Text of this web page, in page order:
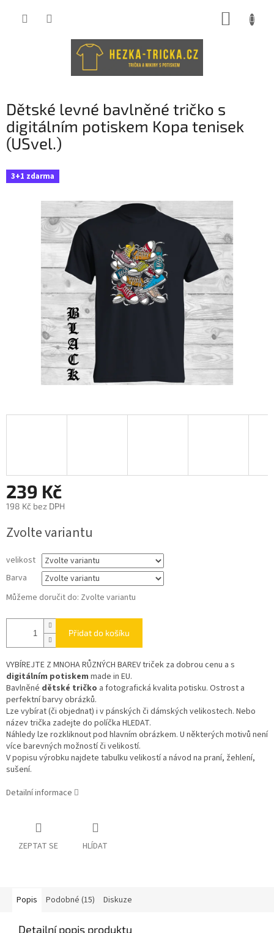
Dětské levné bavlněné tričko s
digitálním potiskem Kopa tenisek
(USvel.)
3+1 zdarma
239 Kč
198 Kč bez DPH
cena:
Zvolte variantu
velikost
Barva
Můžeme doručit do: Zvolte variantu
Přidat do košíku
VYBÍREJTE Z MNOHA RŮZNÝCH BAREV triček za dobrou cenu a s
digitálním potiskem made in EU.
Bavlněné dětské tričko a fotografická kvalita potisku. Ostrost a
perfektní barvy obrázků.
Lze vybírat (či objednat) i v pánských či dámských velikostech. Nebo
název trička zadejte do políčka HLEDAT.
Náhledy lze rozkliknout pod hlavním obrázkem. U některých motivů není
více barevných možností či velikostí.
V popisu výrobku najdete tabulku velikostí a návod na praní, žehlení,
sušení.
Detailní informace
ZEPTAT SE HLÍDAT
Popis Podobné (15) Diskuze
Detailní popis produktu